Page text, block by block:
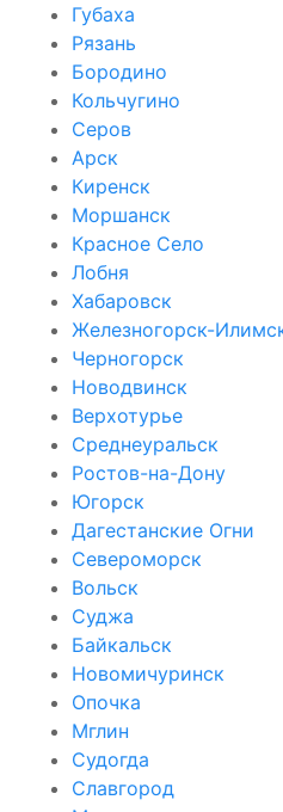
Губаха
Рязань
Бородино
Кольчугино
Серов
Арск
Киренск
Моршанск
Красное Село
Лобня
Хабаровск
Железногорск-
Черногорск
Новодвинск
Верхотурье
Среднеуральск
Ростов-на-Дону
Югорск
Дагестанские Огни
Североморск
Вольск
Суджа
Байкальск
Новомичуринск
Опочка
Мглин
Судогда
Славгород